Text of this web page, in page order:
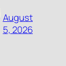
August
5, 2026